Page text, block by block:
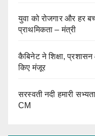
युवा को रोजगार और हर
प्राथमिकता – मंत्री
कैबिनेट ने शिक्षा,
किए मंजूर
सरस्वती नदी हमारी
CM